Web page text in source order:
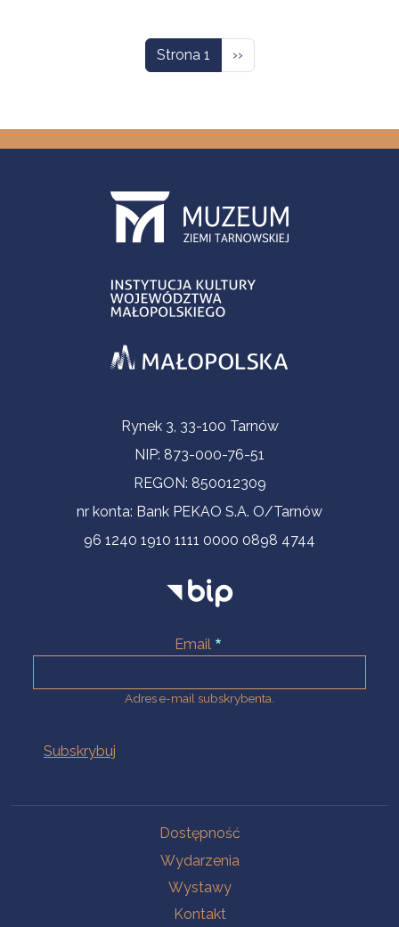
Strona 1 Następna strona
››
Informacje kontaktoweRynek 3, 33-100 Tarnów
NIP: 873-000-76-51
REGON: 850012309
nr konta: Bank PEKAO S.A. O/Tarnów
96 1240 1910 1111 0000 0898 4744
Email
Adres e-mail subskrybenta.
Dostępność
Wydarzenia
Wystawy
Kontakt